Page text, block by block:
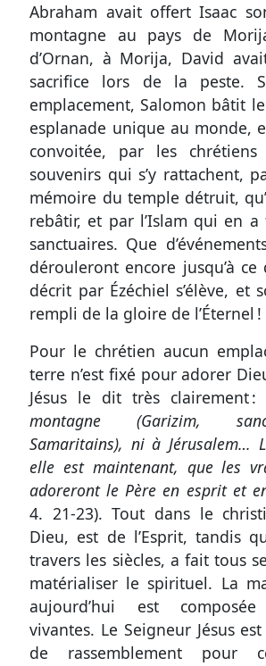
Abraham avait offert Isaac
montagne au pays de
d’Ornan, à Morija, David
sacrifice lors de la peste.
emplacement, Salomon bâtit
esplanade unique au monde,
convoitée, par les
souvenirs qui s’y rattachent,
mémoire du temple détruit,
rebâtir, et par l’Islam qui en
sanctuaires. Que
dérouleront encore jusqu’à
décrit par Ézéchiel s’élève, et
rempli de la gloire de l’Éternel !
Pour le chrétien aucun
terre n’est fixé pour adorer
Jésus le dit très clairement :
montagne (Garizim,
Samaritains), ni à Jérusalem…
elle est maintenant, que les
adoreront le Père en esprit et
4. 21-23). Tout dans le
Dieu, est de l’Esprit, tandis
travers les siècles, a fait tous
matérialiser le spirituel. La
aujourd’hui est
vivantes. Le Seigneur Jésus
de rassemblement pour